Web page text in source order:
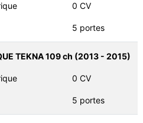
0 CV
5 portes
TEKNA 109 ch (2013 - 2015)
0 CV
5 portes